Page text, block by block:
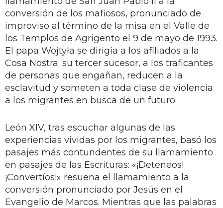
conversión de los mafiosos, pronunciado de
improviso al término de la misa en el Valle de
los Templos de Agrigento el 9 de mayo de 1993.
El papa Wojtyła se dirigía a los afiliados a la
Cosa Nostra; su tercer sucesor, a los traficantes
de personas que engañan, reducen a la
esclavitud y someten a toda clase de violencia
a los migrantes en busca de un futuro.
León XIV, tras escuchar algunas de las
experiencias vividas por los migrantes, basó los
pasajes más contundentes de su llamamiento
en pasajes de las Escrituras: «¡Deteneos!
¡Convertíos!» resuena el llamamiento a la
conversión pronunciado por Jesús en el
Evangelio de Marcos. Mientras que las palabras